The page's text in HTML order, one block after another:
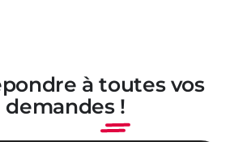
à toutes vos
demandes !